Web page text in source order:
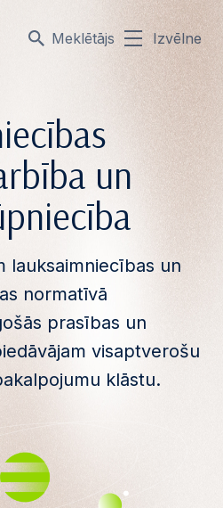
Meklētājs Izvēlne
un
lauksaimniecības un
normatīvā
prasības un
visaptverošu
klāstu.